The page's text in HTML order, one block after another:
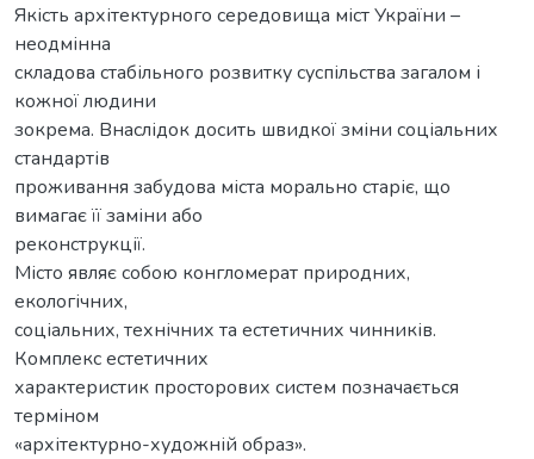
Якість архітектурного середовища міст України –
неодмінна
складова стабільного розвитку суспільства загалом і
кожної людини
зокрема. Внаслідок досить швидкої зміни соціальних
стандартів
проживання забудова міста морально старіє, що
вимагає її заміни або
реконструкції.
Місто являє собою конгломерат природних,
екологічних,
соціальних, технічних та естетичних чинників.
Комплекс естетичних
характеристик просторових систем позначається
терміном
«архітектурно-художній образ».